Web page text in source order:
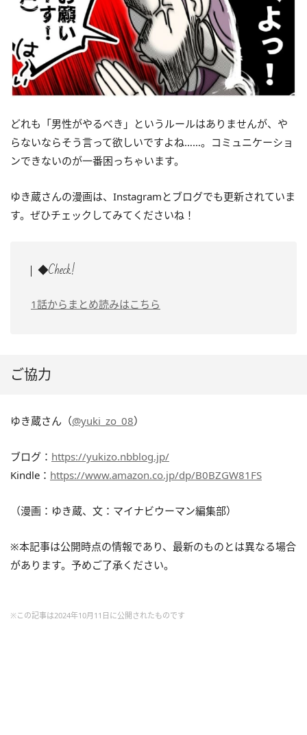
どれも「男性がやるべき」というルールはありませんが、や
らないならそう言って欲しいですよね……。コミュニケーショ
ンできないのが一番困っちゃいます。
ゆき蔵さんの漫画は、Instagramとブログでも更新されていま
す。ぜひチェックしてみてくださいね！
◆Check!
1話からまとめ読みはこちら
ご協力
ゆき蔵さん（@yuki_zo_08）
ブログ： https://yukizo.nbblog.jp/
Kindle： https://www.amazon.co.jp/dp/B0BZGW81FS
（漫画：ゆき蔵、文：マイナビウーマン編集部）
※本記事は公開時点の情報であり、最新のものとは異なる場合
があります。予めご了承ください。
※この記事は2024年10月11日に公開されたものです